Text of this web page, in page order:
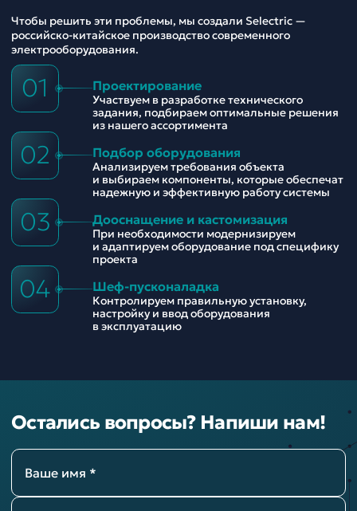
Чтобы решить эти проблемы, мы создали Selectric —
российско-китайское производство современного
электрооборудования.
01 Проектирование
Участвуем в разработке технического
задания, подбираем оптимальные решения
из нашего ассортимента
02 Подбор оборудования
Анализируем требования объекта
и выбираем компоненты, которые обеспечат
надежную и эффективную работу системы
03 Дооснащение и кастомизация
При необходимости модернизируем
и адаптируем оборудование под специфику
проекта
04 Шеф-пусконаладка
Контролируем правильную установку,
настройку и ввод оборудования
в эксплуатацию
Остались вопросы? Напиши нам!
Ваше имя *